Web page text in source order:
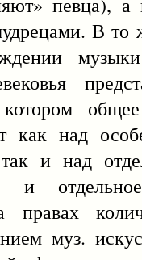
В
как над
и над
и
правах
муз.